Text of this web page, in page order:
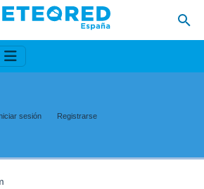
sesión Registrarse